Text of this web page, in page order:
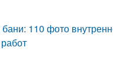
110 фото